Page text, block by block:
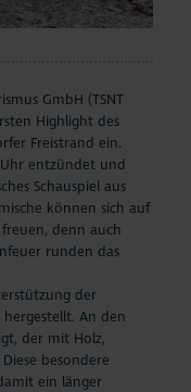
GmbH (TSNT
Highlight des
Freistrand ein.
entzündet und
Schauspiel aus
können sich auf
denn auch
runden das
der
An den
der mit Holz,
besondere
ein länger